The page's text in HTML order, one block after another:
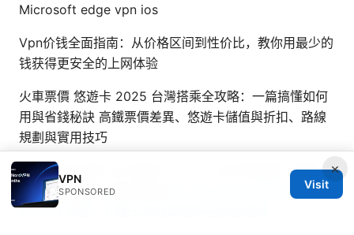
Microsoft edge vpn ios
Vpn价钱全面指南：从价格区间到性价比，教你用最少的
钱获得更安全的上网体验
火車票價 悠遊卡 2025 台灣搭乘全攻略：一篇搞懂如何
用與省錢秘訣 高鐵票價差異、悠遊卡儲值與折扣、路線
規劃與實用技巧
九州 大学 全学 vpn 接続 サービス 全方位指南：配置、
原理、性能对比与安全要点
Pc vpn github Windows 上
的 VPN 设置、代理工具与数据安全综合指南
×
VPN
SPONSORED
Visit